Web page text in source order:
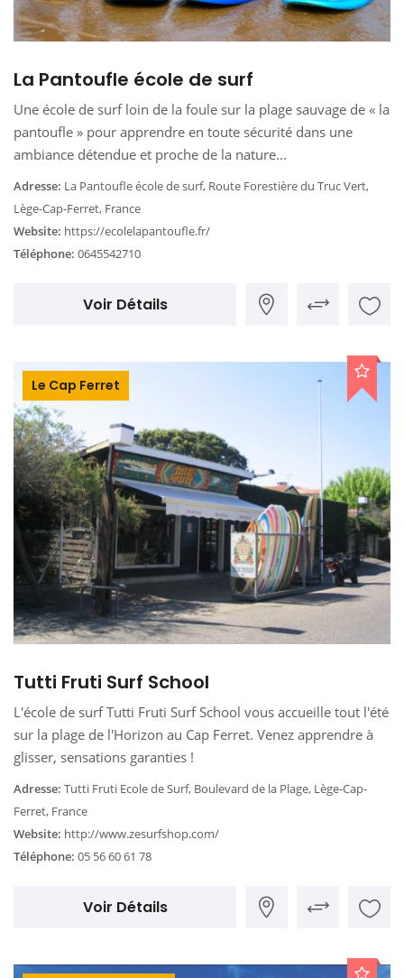
La Pantoufle école de surf
Une école de surf loin de la foule sur la plage sauvage de « la
pantoufle » pour apprendre en toute sécurité dans une
ambiance détendue et proche de la nature...
Adresse: La Pantoufle école de surf, Route Forestière du Truc Vert,
Lège-Cap-Ferret, France
Website: https://ecolelapantoufle.fr/
Téléphone: 0645542710
Voir Détails
Le Cap Ferret
Tutti Fruti Surf School
L'école de surf Tutti Fruti Surf School vous accueille tout l'été
sur la plage de l'Horizon au Cap Ferret. Venez apprendre à
glisser, sensations garanties !
Adresse: Tutti Fruti Ecole de Surf, Boulevard de la Plage, Lège-Cap-
Ferret, France
Website: http://www.zesurfshop.com/
Téléphone: 05 56 60 61 78
Voir Détails